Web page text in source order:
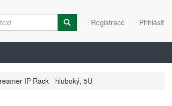
Registrace Přihlásit
IP Rack - hluboký, 5U